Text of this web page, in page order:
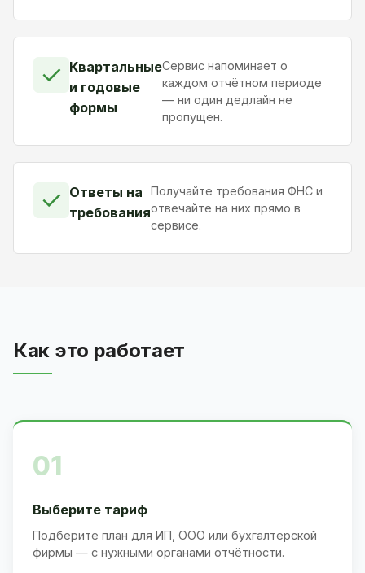
✓ Квартальные
и годовые
формы
Сервис напоминает о
каждом отчётном периоде
— ни один дедлайн не
пропущен.
✓ Ответы на
требования
Получайте требования ФНС и
отвечайте на них прямо в
сервисе.
Как это работает
01
Выберите тариф
Подберите план для ИП, ООО или бухгалтерской
фирмы — с нужными органами отчётности.